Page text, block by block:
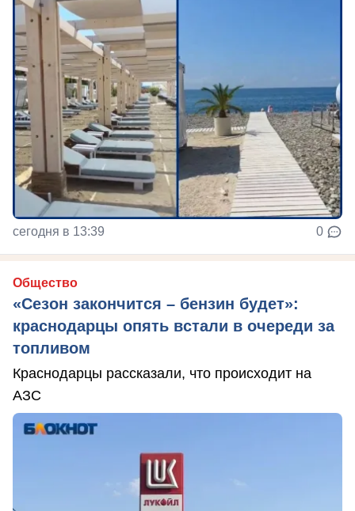
сегодня в 13:39 0
Общество
«Сезон закончится – бензин будет»:
краснодарцы опять встали в очереди за
топливом
Краснодарцы рассказали, что происходит на
АЗС